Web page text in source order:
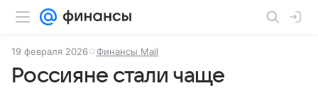
19 февраля 2026 Финансы Mail
Россияне стали чаще